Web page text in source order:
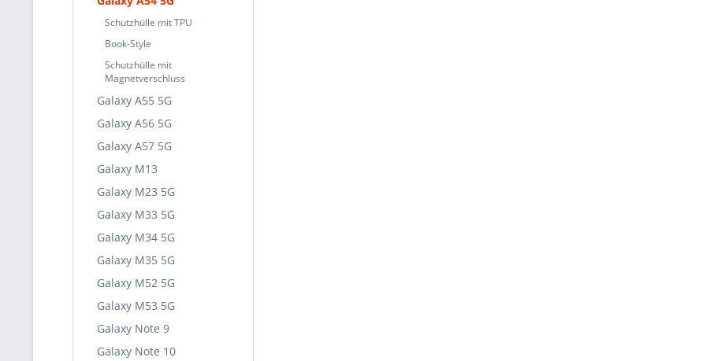
Schutzhülle mit TPU
Book-Style
Schutzhülle mit
Magnetverschluss
Galaxy A55 5G
Galaxy A56 5G
Galaxy A57 5G
Galaxy M13
Galaxy M23 5G
Galaxy M33 5G
Galaxy M34 5G
Galaxy M35 5G
Galaxy M52 5G
Galaxy M53 5G
Galaxy Note 9
Galaxy Note 10